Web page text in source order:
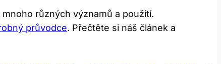
různých významů a použití.
průvodce. Přečtěte si náš článek a